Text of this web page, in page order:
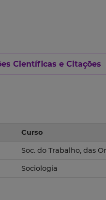
Científicas e Citações
Curso
Soc. do Trabalho, das
Sociologia